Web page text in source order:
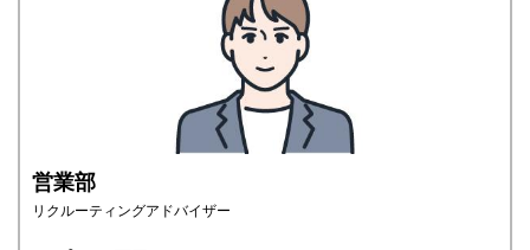
営業部
リクルーティングアドバイザー